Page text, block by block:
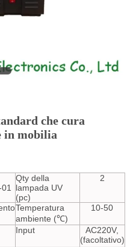
che cura
in mobilia
Qty della
lampada UV
(pc)
2
Temperatura
ambiente (℃)
10-50
Input
AC220V,
(facoltativo)